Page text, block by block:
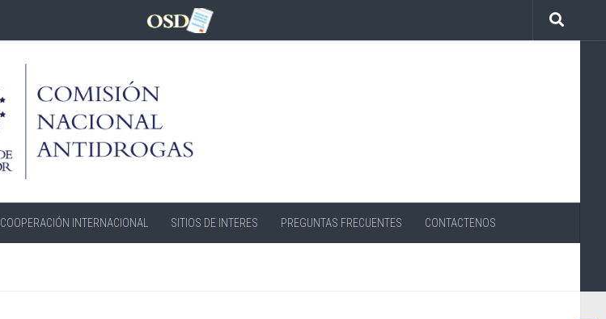
COOPERACIÓN INTERNACIONAL SITIOS DE INTERES PREGUNTAS FRECUENTES CONTACTENOS